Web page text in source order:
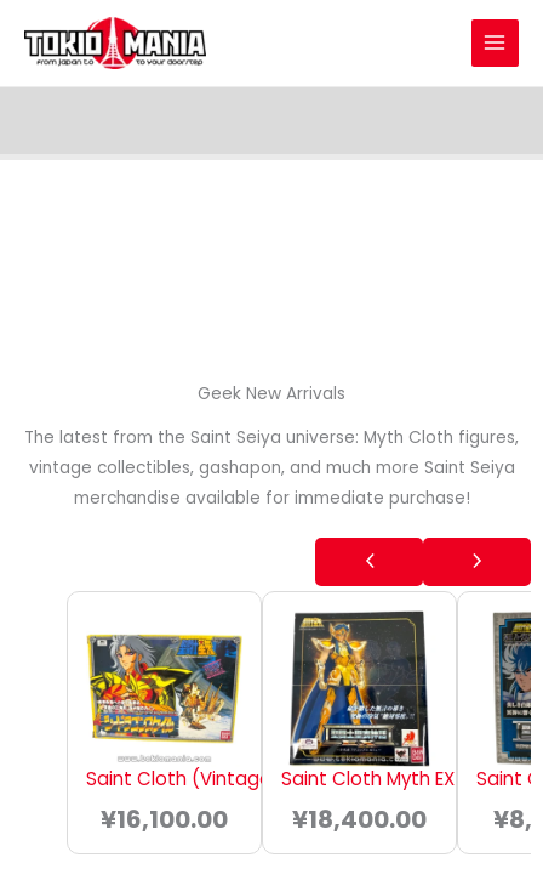
Skip to content
Geek New Arrivals
The latest from the Saint Seiya universe: Myth Cloth figures,
vintage collectibles, gashapon, and much more Saint Seiya
merchandise available for immediate purchase!
Saint Cloth (Vintage) – Seadragon Kanon
¥16,100.00
Saint Cloth Myth EX –
¥18,400.00
Saint
¥